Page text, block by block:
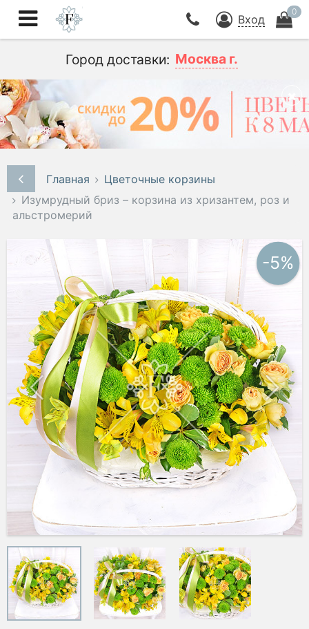
Вход
0
Город доставки: Москва г.
Главная
Цветочные корзины
Изумрудный бриз – корзина из хризантем, роз и
альстромерий
-5%